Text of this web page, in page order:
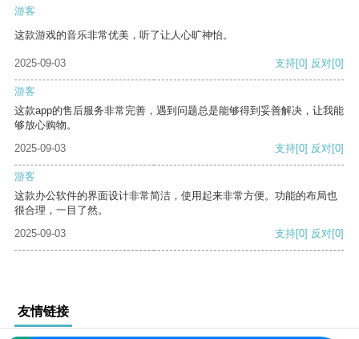
游客
这款游戏的音乐非常优美，听了让人心旷神怡。
2025-09-03 支持[0] 反对[0]
游客
这款app的售后服务非常完善，遇到问题总是能够得到妥善解决，让我能
够放心购物。
2025-09-03
支持[0] 反对[0]
游客
这款办公软件的界面设计非常简洁，使用起来非常方便。功能的布局也
很合理，一目了然。
2025-09-03
支持[0] 反对[0]
友情链接